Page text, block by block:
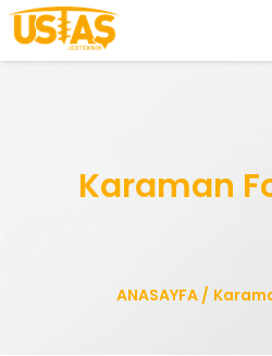
Karaman
ANASAYFA/